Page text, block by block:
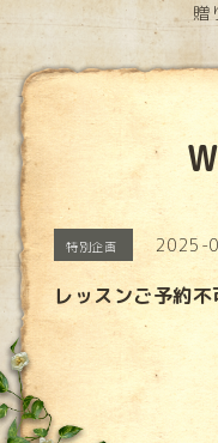
贈
特別企画 2025-
レッスンご予約